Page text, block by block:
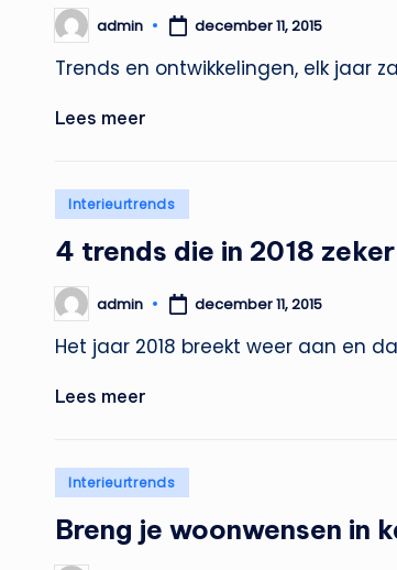
Geplaatst
door
admin december 11, 2015
Trends en ontwikkelingen, elk jaar
Lees meer
Geplaatst
Interieurtrends
4 trends die in 2018
Geplaatst
door
admin december 11, 2015
Het jaar 2018 breekt weer aan en
Lees meer
Geplaatst
Interieurtrends
Breng je woonwensen in